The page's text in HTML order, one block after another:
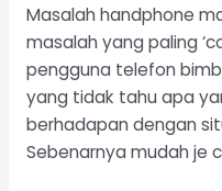
Masalah handphone
masalah yang paling
pengguna telefon
yang tidak tahu apa
berhadapan dengan
Sebenarnya mudah je